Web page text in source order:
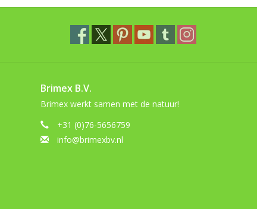
Brimex B.V.
Brimex werkt samen met de natuur!
+31 (0)76-5656759
info@brimexbv.nl